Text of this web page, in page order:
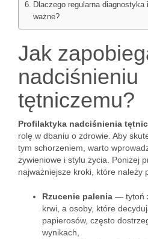
Dlaczego regularna
ważne?
Jak
nadciśnieniu
tętniczemu?
Profilaktyka nadciśnienia
rolę w dbaniu o zdrowie. Aby
tym schorzeniem, warto
żywieniowe i stylu życia. Poniżej
najważniejsze kroki, które należy
Rzucenie palenia — tytoń
krwi, a osoby, które
papierosów, często
wynikach,